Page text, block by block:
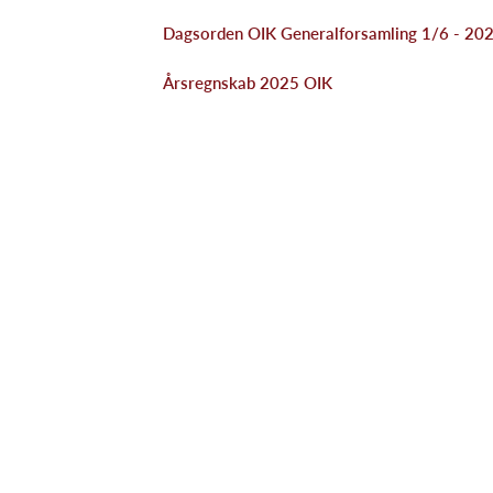
Dagsorden OIK Generalforsamling 1/6 -
Årsregnskab 2025 OIK